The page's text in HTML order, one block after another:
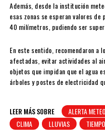
Además, desde la institución
esas zonas se esperan valores
40 milímetros, pudiendo ser
En este sentido, recomendaron a
afectadas, evitar actividades al
objetos que impidan que el agua
árboles y postes de electricidad
LEER MÁS SOBRE ALERTA
CLIMA
LLUVIAS TIEMPO